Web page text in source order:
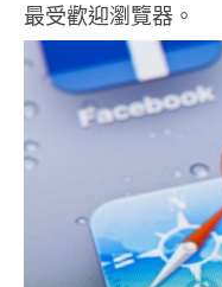
最受歡迎瀏覽器。